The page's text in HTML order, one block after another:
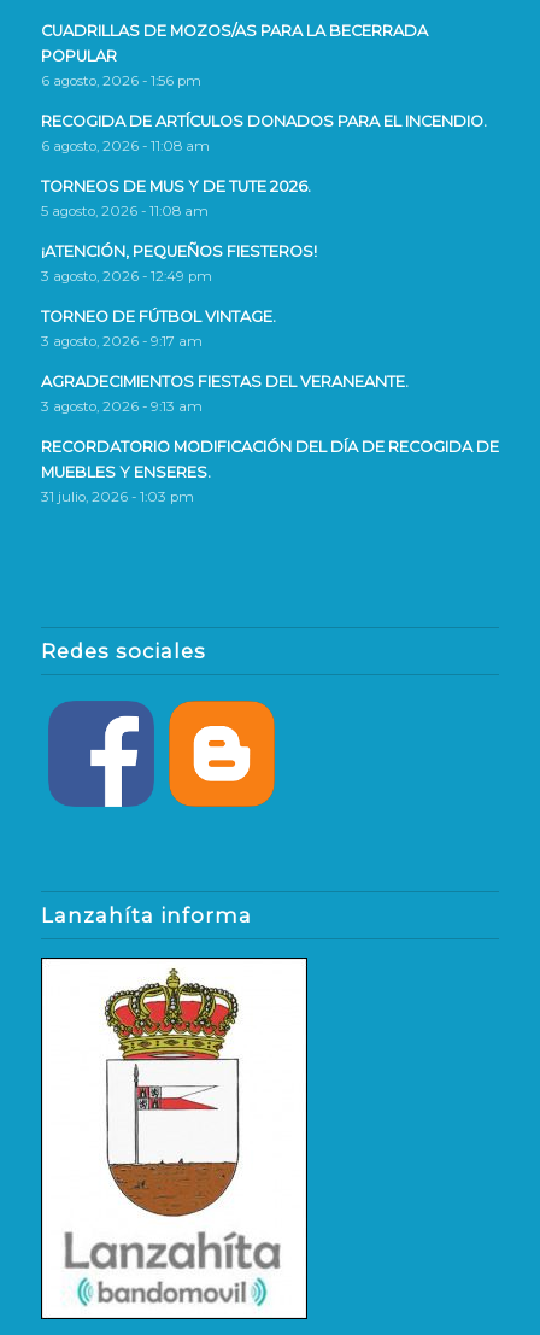
CUADRILLAS DE MOZOS/AS PARA LA BECERRADA
POPULAR
6 agosto, 2026 - 1:56 pm
RECOGIDA DE ARTÍCULOS DONADOS PARA EL INCENDIO.
6 agosto, 2026 - 11:08 am
TORNEOS DE MUS Y DE TUTE 2026.
5 agosto, 2026 - 11:08 am
¡ATENCIÓN, PEQUEÑOS FIESTEROS!
3 agosto, 2026 - 12:49 pm
TORNEO DE FÚTBOL VINTAGE.
3 agosto, 2026 - 9:17 am
AGRADECIMIENTOS FIESTAS DEL VERANEANTE.
3 agosto, 2026 - 9:13 am
RECORDATORIO MODIFICACIÓN DEL DÍA DE RECOGIDA DE
MUEBLES Y ENSERES.
31 julio, 2026 - 1:03 pm
Redes sociales
Lanzahíta informa